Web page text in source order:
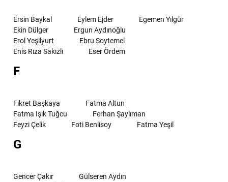
Ersin Baykal Eylem Ejder
Egemen Yılgür
Ekin Dülger
Ergun Aydınoğlu
Erol Yeşilyurt
Ebru Soytemel
Enis Rıza Sakızlı
Eser Ördem
F
Fikret Başkaya
Fatma Altun
Fatma Işık Tuğcu
Ferhan Şaylıman
Feyzi Çelik
Foti Benlisoy Fatma Yeşil
G
Gencer Çakır
Gülseren Aydın